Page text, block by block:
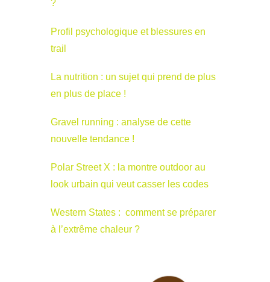
?
Profil psychologique et blessures en
trail
La nutrition : un sujet qui prend de plus
en plus de place !
Gravel running : analyse de cette
nouvelle tendance !
Polar Street X : la montre outdoor au
look urbain qui veut casser les codes
Western States : comment se préparer
à l’extrême chaleur ?